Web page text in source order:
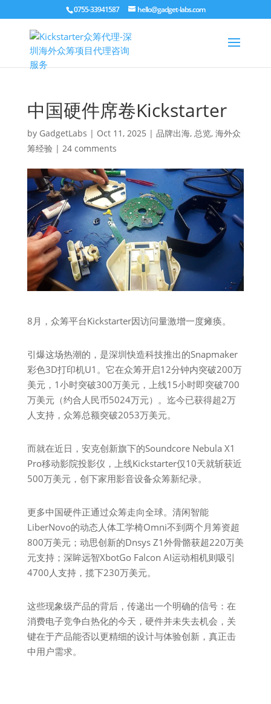
0755-33941587 hello@gadget-labs.com
中国硬件席卷Kickstarter
by GadgetLabs | Oct 11, 2025 | 品牌出海, 总览, 海外众
筹经验| 24 comments
8月，众筹平台Kickstarter因访问量激增一度瘫痪。
引爆这场热潮的，是深圳快造科技推出的Snapmaker
彩色3D打印机U1。它在众筹开启12分钟内突破200万
美元，1小时突破300万美元，上线15小时即突破700
万美元（约合人民币5024万元）。迄今已获得超2万
人支持，众筹总额突破2053万美元。
而就在近日，安克创新旗下的Soundcore Nebula X1
Pro移动影院投影仪，上线Kickstarter仅10天就斩获近
500万美元，创下家用影音设备众筹新纪录。
更多中国硬件正通过众筹走向全球。清闲智能
LiberNovo的动态人体工学椅Omni不到两个月筹资超
800万美元；动思创新的Dnsys Z1外骨骼获超220万美
元支持；深眸远智XbotGo Falcon AI运动相机则吸引
4700人支持，揽下230万美元。
这些现象级产品的背后，传递出一个明确的信号：在
消费电子竞争白热化的今天，硬件并未失去机会，关
键在于产品能否以更精细的设计与体验创新，真正击
中用户需求。